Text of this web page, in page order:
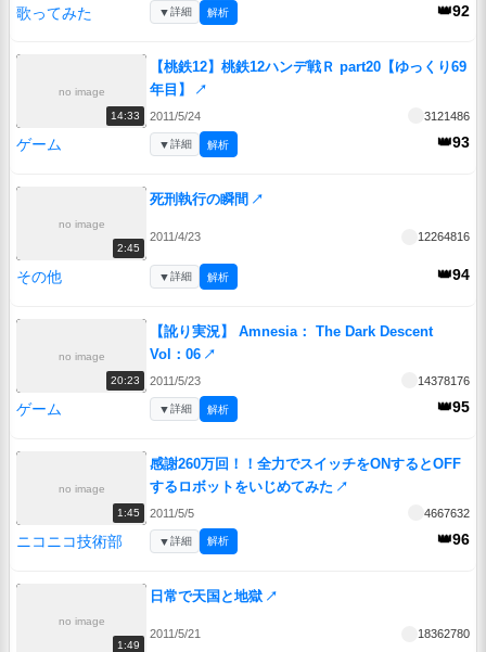
歌ってみた 👑92
▼詳細 解析
no image
14:33
【桃鉄12】桃鉄12ハンデ戦Ｒ part20【ゆっくり69
年目】
↗
2011/5/24 3121486
ゲーム 👑93
▼詳細 解析
no image
2:45
死刑執行の瞬間 ↗
2011/4/23 12264816
その他 👑94
▼詳細 解析
no image
20:23
【訛り実況】 Amnesia： The Dark Descent
Vol：06 ↗
2011/5/23 14378176
ゲーム 👑95
▼詳細 解析
no image
1:45
感謝260万回！！全力でスイッチをONするとOFF
するロボットをいじめてみた ↗
2011/5/5 4667632
ニコニコ技術部 👑96
▼詳細 解析
no image
1:49
日常で天国と地獄 ↗
2011/5/21 18362780